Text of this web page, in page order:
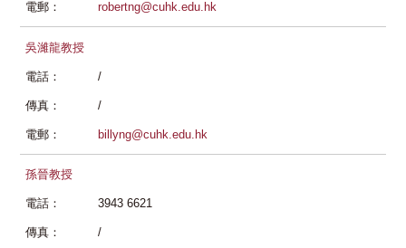
電郵： robertng@cuhk.edu.hk
吳濰龍教授
電話： /
傳真： /
電郵： billyng@cuhk.edu.hk
孫晉教授
電話： 3943 6621
傳真： /